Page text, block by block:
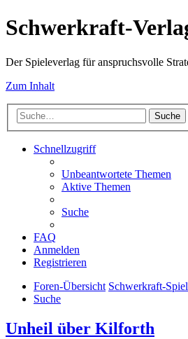
Schwerkraft-
Der Spieleverlag für anspruchsvolle
Zum Inhalt
Suche
Schnellzugriff
Unbeantwortete Themen
Aktive Themen
Suche
FAQ
Anmelden
Registrieren
Foren-Übersicht Schwerkraft-
Suche
Unheil über Kilforth